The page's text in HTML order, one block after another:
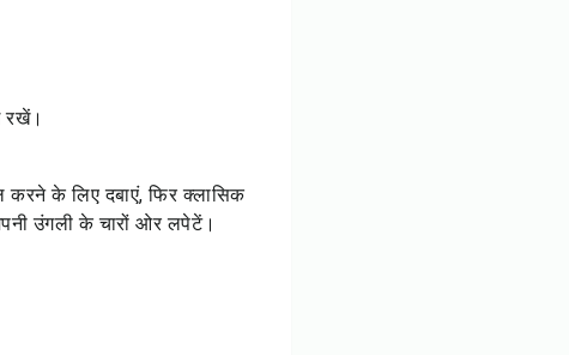
रखें।
के लिए दबाएं, फिर क्लासिक
उंगली के चारों ओर लपेटें।